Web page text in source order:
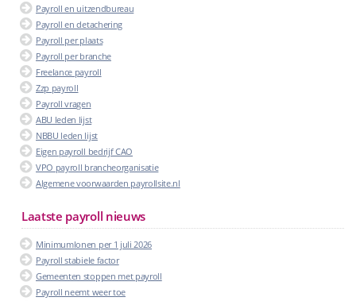
Payroll en uitzendbureau
Payroll en detachering
Payroll per plaats
Payroll per branche
Freelance payroll
Zzp payroll
Payroll vragen
ABU leden lijst
NBBU leden lijst
Eigen payroll bedrijf CAO
VPO payroll brancheorganisatie
Algemene voorwaarden payrollsite.nl
Laatste payroll nieuws
Minimumlonen per 1 juli 2026
Payroll stabiele factor
Gemeenten stoppen met payroll
Payroll neemt weer toe